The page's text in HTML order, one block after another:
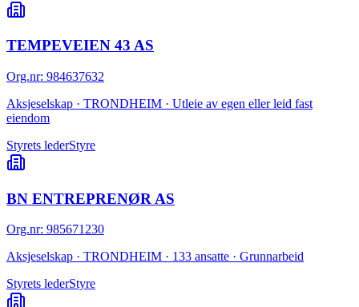
TEMPEVEIEN 43 AS
Org.nr: 984637632
Aksjeselskap · TRONDHEIM · Utleie av egen eller leid fast
eiendom
Styrets lederStyre
BN ENTREPRENØR AS
Org.nr: 985671230
Aksjeselskap · TRONDHEIM · 133 ansatte · Grunnarbeid
Styrets lederStyre